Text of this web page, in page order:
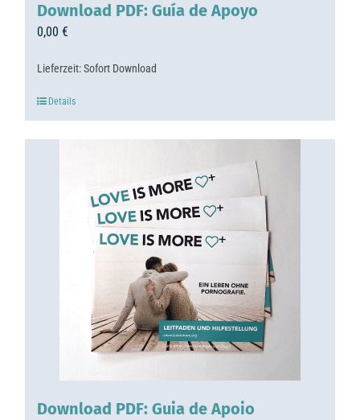
Download PDF: Guía de Apoyo
0,00 €
Lieferzeit:Sofort Download
Details
Download PDF: Guia de Apoio